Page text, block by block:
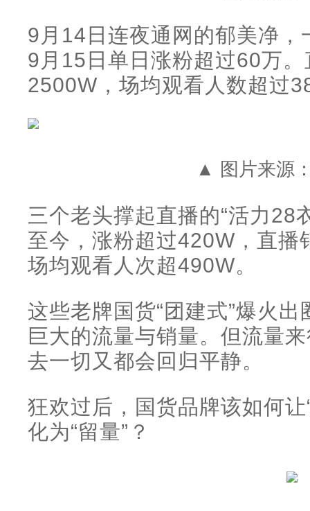
9月14日连夜通网的郁美净
9月15日单日涨粉超过60万
2500W，场均观看人数超过
▲ 图片来源
三个老头撑起直播的“活力28
至今，涨粉超过420W，直
场均观看人次超490W。
这些老牌国货“团建式”爆火
巨大的流量与销量。但流量
去一切又都会回归平静。
狂欢过后，国货品牌该如何让
化为“留量”？